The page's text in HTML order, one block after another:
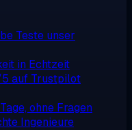
Teste unser
in Echtzeit
auf Trustpilot
ohne Fragen
Ingenieure